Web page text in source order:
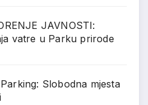
JAVNOSTI:
vatre u Parku prirode
Slobodna mjesta